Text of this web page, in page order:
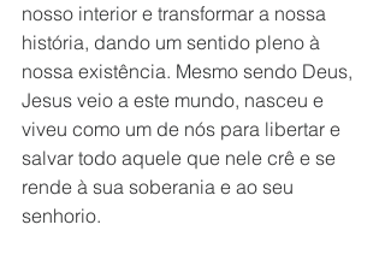
nosso interior e transformar a nossa
história, dando um sentido pleno à
nossa existência. Mesmo sendo Deus,
Jesus veio a este mundo, nasceu e
viveu como um de nós para libertar e
salvar todo aquele que nele crê e se
rende à sua soberania e ao seu
senhorio.